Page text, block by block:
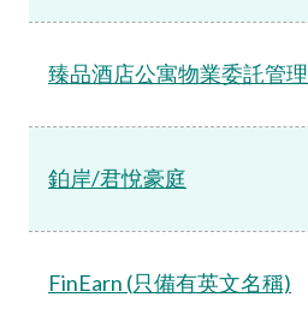
臻品酒店公寓物業委託管理
鉑岸/君悅豪庭
FinEarn (只備有英文名稱)